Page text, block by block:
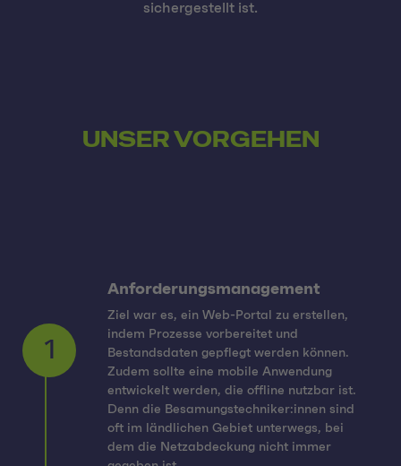
sichergestellt ist.
UNSER VORGEHEN
Anforderungsmanagement
Ziel war es, ein Web-Portal zu erstellen,
indem Prozesse vorbereitet und
Bestandsdaten gepflegt werden können.
Zudem sollte eine mobile Anwendung
entwickelt werden, die offline nutzbar ist.
Denn die Besamungstechniker:innen sind
oft im ländlichen Gebiet unterwegs, bei
dem die Netzabdeckung nicht immer